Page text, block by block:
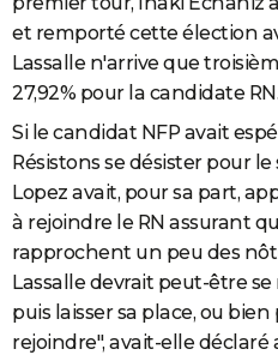
et remporté cette élection
Lassalle n'arrive que
27,92% pour la candidate RN.
Si le candidat NFP avait
Résistons se désister pour
Lopez avait, pour sa part,
à rejoindre le RN assurant
rapprochent un peu des
Lassalle devrait peut-être
puis laisser sa place, ou
rejoindre", avait-elle